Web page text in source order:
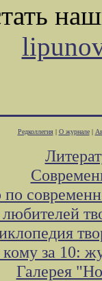
Редколлегия| О журнале|
по
кому за 10:
Галерея